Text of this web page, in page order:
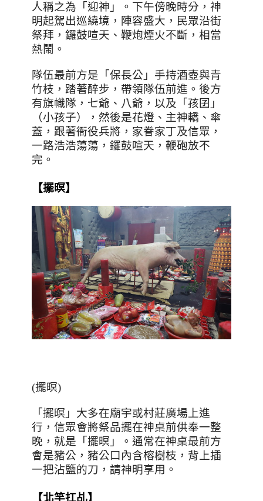
人稱之為「迎神」。下午傍晚時分，神
明起駕出巡繞境，陣容盛大，民眾沿街
祭拜，鑼鼓喧天、鞭炮煙火不斷，相當
熱鬧。
隊伍最前方是「保長公」手持酒壺與青
竹枝，踏著醉步，帶領隊伍前進。後方
有旗幟隊，七爺、八爺，以及「孩囝」
（小孩子），然後是花燈、主神轎、傘
蓋，跟著衙役兵將，家眷家丁及信眾，
一路浩浩蕩蕩，鑼鼓喧天，鞭砲放不
完。
【擺暝】
(擺暝)
「擺暝」大多在廟宇或村莊廣場上進
行，信眾會將祭品擺在神桌前供奉一整
晚，就是「擺暝」。 通常在神桌最前方
會是豬公，豬公口內含榕樹枝，背上插
一把沾鹽的刀，請神明享用。
【北竿扛乩】